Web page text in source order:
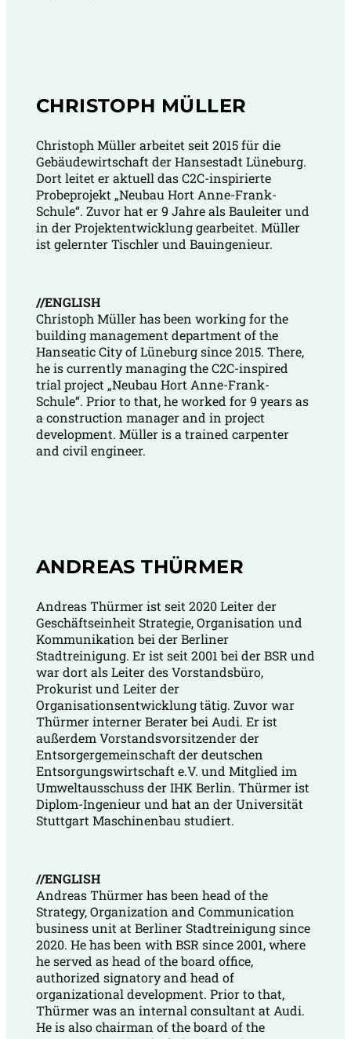
CHRISTOPH MÜLLER
Christoph Müller arbeitet seit 2015 für die
Gebäudewirtschaft der Hansestadt Lüneburg.
Dort leitet er aktuell das C2C-inspirierte
Probeprojekt „Neubau Hort Anne-Frank-
Schule“. Zuvor hat er 9 Jahre als Bauleiter und
in der Projektentwicklung gearbeitet. Müller
ist gelernter Tischler und Bauingenieur.
//ENGLISH
Christoph Müller has been working for the
building management department of the
Hanseatic City of Lüneburg since 2015. There,
he is currently managing the C2C-inspired
trial project „Neubau Hort Anne-Frank-
Schule“. Prior to that, he worked for 9 years as
a construction manager and in project
development. Müller is a trained carpenter
and civil engineer.
ANDREAS THÜRMER
Andreas Thürmer ist seit 2020 Leiter der
Geschäftseinheit Strategie, Organisation und
Kommunikation bei der Berliner
Stadtreinigung. Er ist seit 2001 bei der BSR und
war dort als Leiter des Vorstandsbüro,
Prokurist und Leiter der
Organisationsentwicklung tätig. Zuvor war
Thürmer interner Berater bei Audi. Er ist
außerdem Vorstandsvorsitzender der
Entsorgergemeinschaft der deutschen
Entsorgungswirtschaft e.V. und Mitglied im
Umweltausschuss der IHK Berlin. Thürmer ist
Diplom-Ingenieur und hat an der Universität
Stuttgart Maschinenbau studiert.
//ENGLISH
Andreas Thürmer has been head of the
Strategy, Organization and Communication
business unit at Berliner Stadtreinigung since
2020. He has been with BSR since 2001, where
he served as head of the board office,
authorized signatory and head of
organizational development. Prior to that,
Thürmer was an internal consultant at Audi.
He is also chairman of the board of the